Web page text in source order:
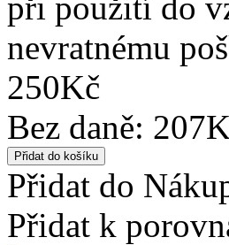
nevratnému
250Kč
Bez daně:
Přidat do
Přidat k